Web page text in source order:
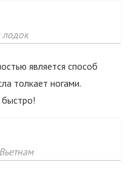
является способ
толкает ногами.